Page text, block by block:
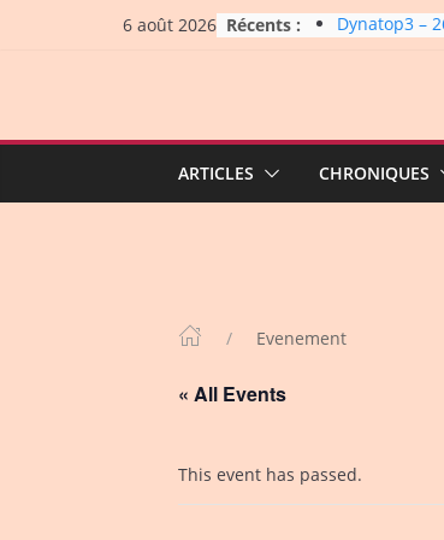
6 août 2026 Récents :
Dynatop3 –
Micro
up
ARTICLES CHRONIQUES
Evenement
« All Events
This event has passed.